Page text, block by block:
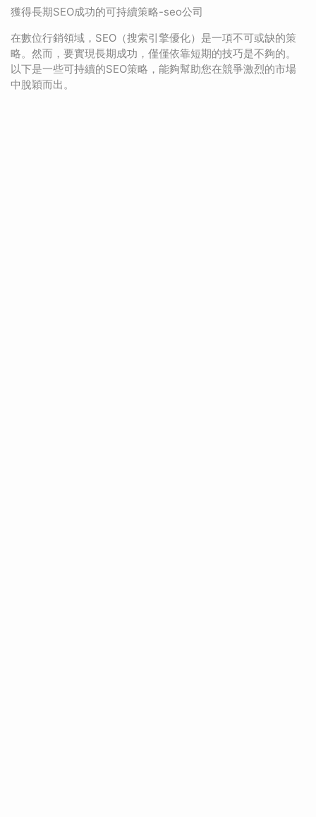
獲得長期SEO成功的可持續策略-seo公司
在數位行銷領域，SEO（搜索引擎優化）是一項不可或缺的策
略。然而，要實現長期成功，僅僅依靠短期的技巧是不夠的。
以下是一些可持續的SEO策略，能夠幫助您在競爭激烈的市場
中脫穎而出。